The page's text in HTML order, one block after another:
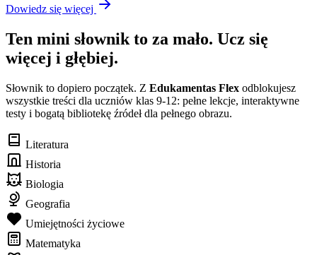
Dowiedz się więcej
Ten mini słownik to za mało. Ucz się
więcej i głębiej.
Słownik to dopiero początek. Z Edukamentas Flex odblokujesz
wszystkie treści dla uczniów klas 9-12: pełne lekcje, interaktywne
testy i bogatą bibliotekę źródeł dla pełnego obrazu.
Literatura
Historia
Biologia
Geografia
Umiejętności życiowe
Matematyka